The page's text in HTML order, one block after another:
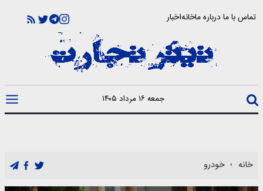
تماس با مادرباره ماخانهاخبار
جمعه ۱۶ مرداد ۱۴۰۵
خانه خودرو